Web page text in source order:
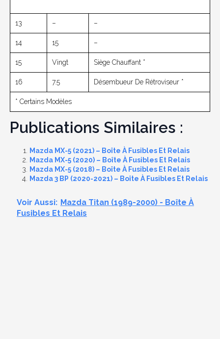
13 – –
14 15 –
15 Vingt Siège Chauffant *
16 7.5 Désembueur De Rétroviseur *
* Certains Modèles
Publications Similaires :
Mazda MX-5 (2021) – Boîte À Fusibles Et Relais
Mazda MX-5 (2020) – Boîte À Fusibles Et Relais
Mazda MX-5 (2018) – Boîte À Fusibles Et Relais
Mazda 3 BP (2020-2021) – Boîte À Fusibles Et Relais
Voir Aussi: Mazda Titan (1989-2000) - Boîte À
Fusibles Et Relais